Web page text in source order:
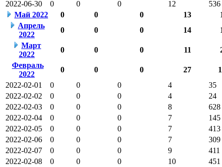
2022-06-30
0 0 0 12
536
Май 2022
0 0 0 13
Апрель
2022
0 0 0 14
Март
2022
0 0 0 11
Февраль
2022
0 0 0 27
2022-02-01
0 0 0 4
35
2022-02-02
0 0 0 4
24
2022-02-03
0 0 0 8
628
2022-02-04
0 0 0 7
145
2022-02-05
0 0 0 7
413
2022-02-06
0 0 0 7
309
2022-02-07
0 0 0 9
411
2022-02-08
0 0 0 10
451